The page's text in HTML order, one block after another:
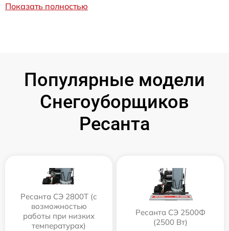
Показать полностью
Популярные модели
Снегоуборщиков
Ресанта
Ресанта СЭ 2800Т (с
возможностью
работы при низких
температурах)
Ресанта СЭ 2500Ф
(2500 Вт)